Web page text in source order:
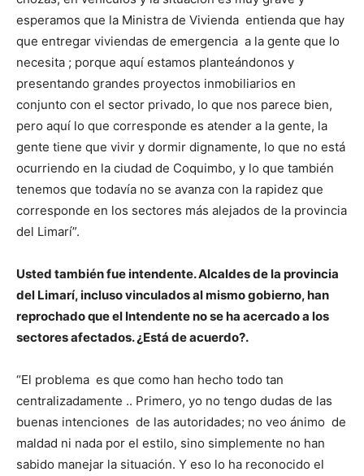
esperamos que la Ministra de Vivienda entienda que hay
que entregar viviendas de emergencia a la gente que lo
necesita ; porque aquí estamos planteándonos y
presentando grandes proyectos inmobiliarios en
conjunto con el sector privado, lo que nos parece bien,
pero aquí lo que corresponde es atender a la gente, la
gente tiene que vivir y dormir dignamente, lo que no está
ocurriendo en la ciudad de Coquimbo, y lo que también
tenemos que todavía no se avanza con la rapidez que
corresponde en los sectores más alejados de la provincia
del Limarí”.
Usted también fue intendente. Alcaldes de la provincia
del Limarí, incluso vinculados al mismo gobierno, han
reprochado que el Intendente no se ha acercado a los
sectores afectados. ¿Está de acuerdo?.
“El problema es que como han hecho todo tan
centralizadamente .. Primero, yo no tengo dudas de las
buenas intenciones de las autoridades; no veo ánimo de
maldad ni nada por el estilo, sino simplemente no han
sabido manejar la situación. Y eso lo ha reconocido el